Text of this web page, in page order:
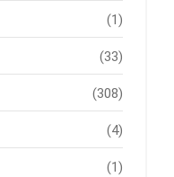
(1)
(33)
(308)
(4)
(1)